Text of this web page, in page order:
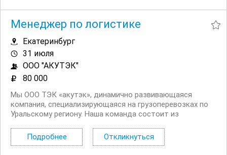
Менеджер по логистике
Екатеринбург
31 июля
ООО "АКУТЭК"
80 000
Мы ООО ТЭК «акутэк», динамично развивающаяся
компания, специализирующаяся на грузоперевозках по
Уральскому региону. Наша команда состоит из
стремимся к постоянному развитию и
усовершенствованию наших процессов. Нам на
Подробнее Откликнуться